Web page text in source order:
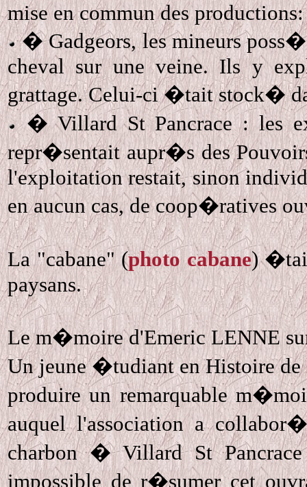
mise en commun des productions:
� Gadgeors, les mineurs
cheval sur une veine. Ils y
grattage. Celui-ci �tait stock�
�VillardSt Pancrace : les
repr�sentait aupr�s des
l'exploitation restait, sinon
en aucun cas, de coop�ratives
La "cabane" (photo cabane)
paysans.
Le m�moire d'Emeric LENNE
Un jeune �tudiant en Histoire
produire un remarquable
auquel l'association a
charbon � Villard St
impossible de r�sumer cet